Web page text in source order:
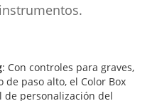
: Con controles para graves,
de paso alto, el Color Box
de personalización del